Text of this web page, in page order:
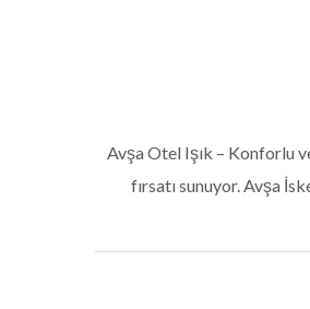
Avşa Otel Işık – Konforlu
fırsatı sunuyor. Avşa